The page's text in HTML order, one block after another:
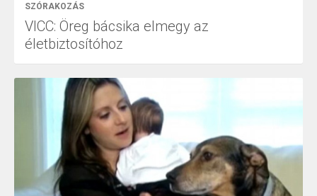
SZÓRAKOZÁS
VICC: Öreg bácsika elmegy az
életbiztosítóhoz